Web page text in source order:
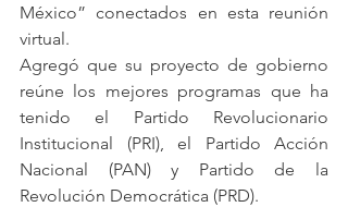
México” conectados en esta reunión
virtual.
Agregó que su proyecto de gobierno
reúne los mejores programas que ha
tenido el Partido Revolucionario
Institucional (PRI), el Partido Acción
Nacional (PAN) y Partido de la
Revolución Democrática (PRD).